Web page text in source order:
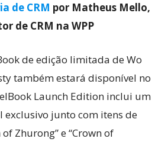
de CRM por Matheus Mello,
de CRM na WPP
de edição limitada de Wo
também estará disponível no
Launch Edition inclui um
exclusivo junto com itens de
Zhurong” e “Crown of